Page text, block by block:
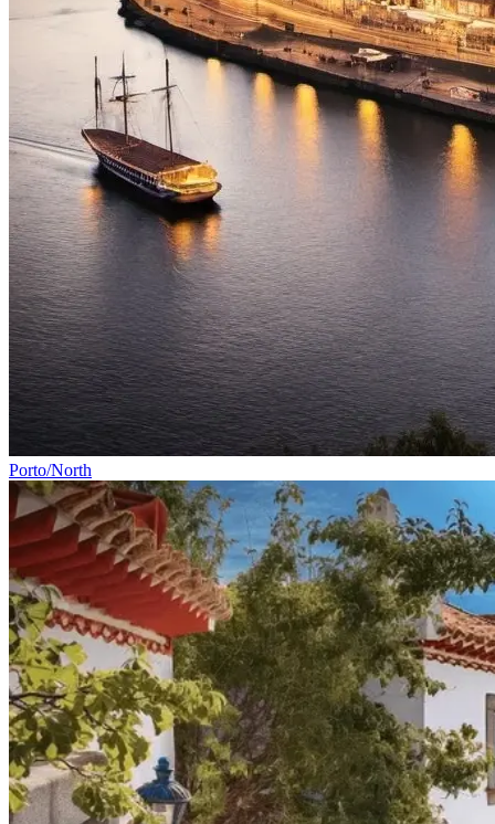
Costa Prata - Rota Atlântica Portuguesa - Top Bike Tours
8 Dias 2/5
Porto/North